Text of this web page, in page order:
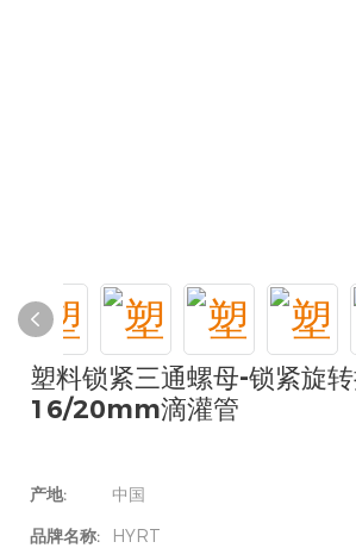
塑料锁紧三通螺母-锁紧旋
16/20mm滴灌管
产地:
中国
品牌名称:
HYRT